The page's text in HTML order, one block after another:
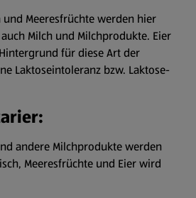
und Meeresfrüchte werden hier
Milch und Milchprodukte. Eier
für diese Art der
Laktoseintoleranz bzw. Laktose-
andere Milchprodukte werden
Meeresfrüchte und Eier wird